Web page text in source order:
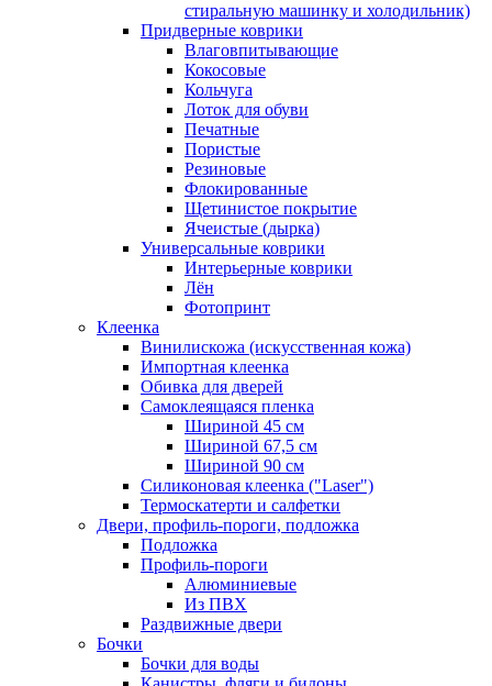
стиральную машинку и холодильник)
Придверные коврики
Влаговпитывающие
Кокосовые
Кольчуга
Лоток для обуви
Печатные
Пористые
Резиновые
Флокированные
Щетинистое покрытие
Ячеистые (дырка)
Универсальные коврики
Интерьерные коврики
Лён
Фотопринт
Клеенка
Винилискожа (искусственная кожа)
Импортная клеенка
Обивка для дверей
Самоклеящаяся пленка
Шириной 45 см
Шириной 67,5 см
Шириной 90 см
Силиконовая клеенка ("Laser")
Термоскатерти и салфетки
Двери, профиль-пороги, подложка
Подложка
Профиль-пороги
Алюминиевые
Из ПВХ
Раздвижные двери
Бочки
Бочки для воды